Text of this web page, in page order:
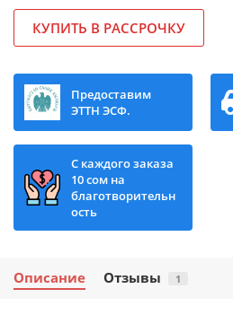
КУПИТЬ В РАССРОЧКУ
Предоставим
ЭТТН ЭСФ.
С каждого заказа
10 сом на
благотворительн
ость
Описание Отзывы 1